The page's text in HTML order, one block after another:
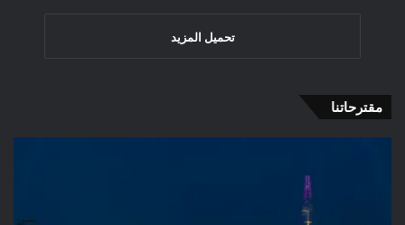
تحميل المزيد
مقترحاتنا